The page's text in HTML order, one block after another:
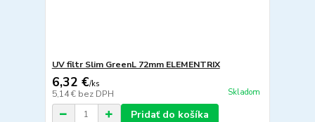
UV filtr Slim GreenL 72mm ELEMENTRIX
6,32 €/ks
5,14 € bez DPH Skladom
Pridať do košíka